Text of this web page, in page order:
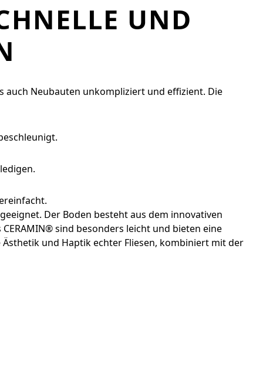
UND
auch Neubauten unkompliziert und effizient. Die
Der Boden besteht aus dem innovativen
sind besonders leicht und bieten eine
und Haptik echter Fliesen, kombiniert mit der